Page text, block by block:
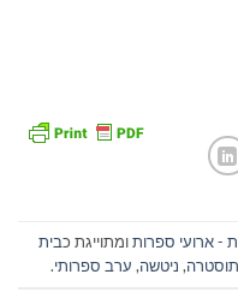
- ארועי ספרותומתוייגת כבית
, ניטשה, ערב ספרותי.